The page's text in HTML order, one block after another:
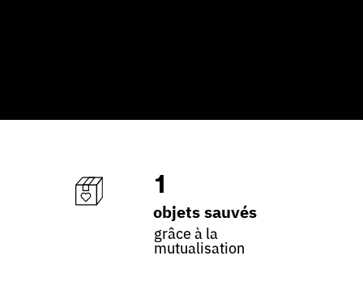
1
objets sauvés
grâce à la
mutualisation